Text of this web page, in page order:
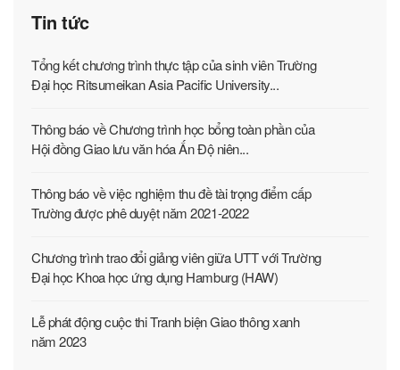
Tin tức
Tổng kết chương trình thực tập của sinh viên Trường
Đại học Ritsumeikan Asia Pacific University...
Thông báo về Chương trình học bổng toàn phần của
Hội đồng Giao lưu văn hóa Ấn Độ niên...
Thông báo về việc nghiệm thu đề tài trọng điểm cấp
Trường được phê duyệt năm 2021-2022
Chương trình trao đổi giảng viên giữa UTT với Trường
Đại học Khoa học ứng dụng Hamburg (HAW)
Lễ phát động cuộc thi Tranh biện Giao thông xanh
năm 2023